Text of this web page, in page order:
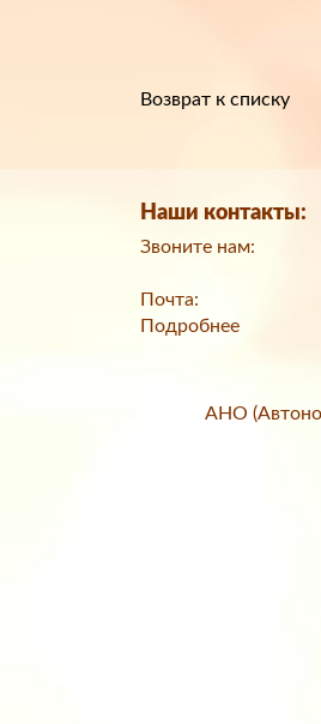
Возврат к списку
Наши контакты:
Звоните нам:
Почта:
Подробнее
АНО